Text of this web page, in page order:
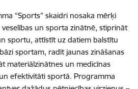
“Sports” skaidri nosaka mērķi
un sporta zinātnē, stiprināt
sportu, attīstīt uz datiem balstītu
sportam, radīt jaunas zināšanas
materiālzinātnes un medicīnas
efektivitāti sportā. Programma